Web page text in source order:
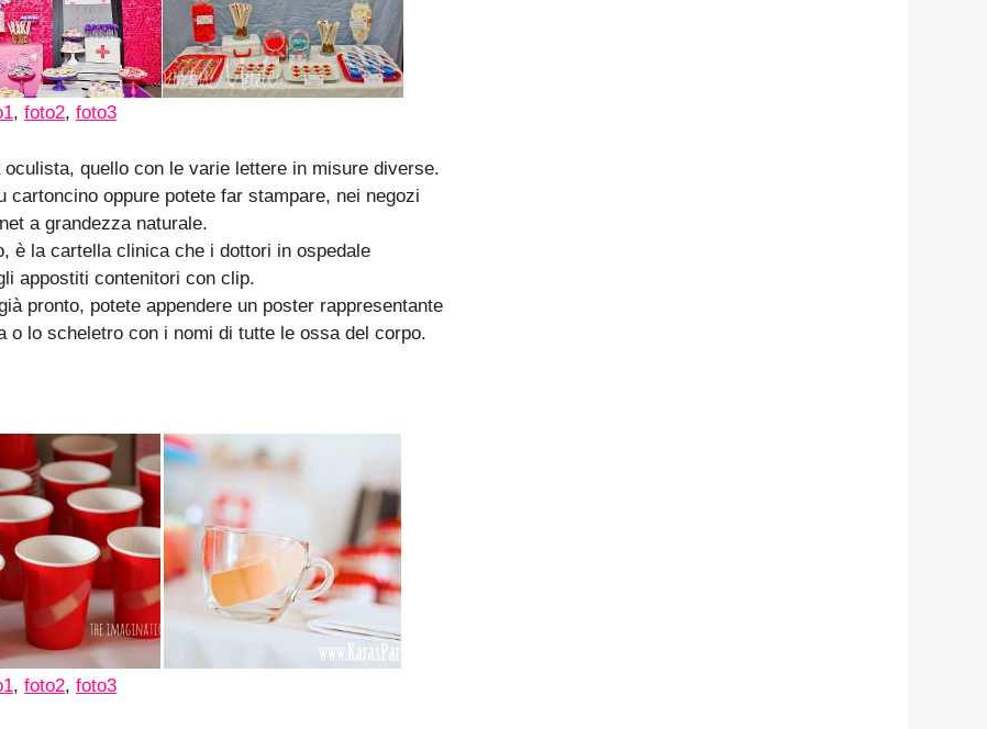
, foto2, foto3
quello con le varie lettere in misure diverse.
oppure potete far stampare, nei negozi
a grandezza naturale.
è la cartella clinica che i dottori in ospedale
appostiti contenitori con clip.
pronto, potete appendere un poster rappresentante
o lo scheletro con i nomi di tutte le ossa del corpo.
, foto2, foto3